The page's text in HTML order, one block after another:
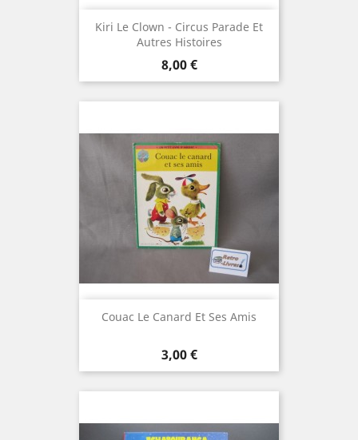
Kiri Le Clown - Circus Parade Et
Autres Histoires
Prix
8,00 €
Couac Le Canard Et Ses Amis
Prix
3,00 €